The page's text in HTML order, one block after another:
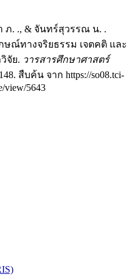
ภ. ., & จันทร์สุวรรณ น. .
ษณ์ทางจริยธรรม เจตคติ และ
จัย. วารสารศึกษาศาสตร์
สืบค้น จาก https://so08.tci-
view/5643